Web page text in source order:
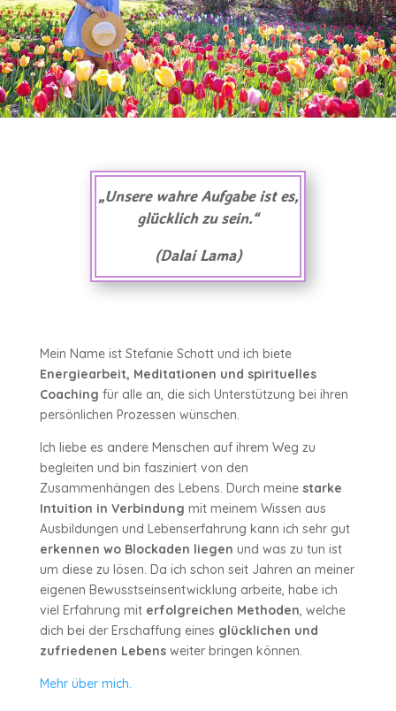
„Unsere wahre Aufgabe ist es,
glücklich zu sein.“
(Dalai Lama)
Mein Name ist Stefanie Schott und ich biete
Energiearbeit, Meditationen und spirituelles
Coaching für alle an, die sich Unterstützung bei ihren
persönlichen Prozessen wünschen.
Ich liebe es andere Menschen auf ihrem Weg zu
begleiten und bin fasziniert von den
Zusammenhängen des Lebens. Durch meine starke
Intuition in Verbindung mit meinem Wissen aus
Ausbildungen und Lebenserfahrung kann ich sehr gut
erkennen wo Blockaden liegen und was zu tun ist
um diese zu lösen. Da ich schon seit Jahren an meiner
eigenen Bewusstseinsentwicklung arbeite, habe ich
viel Erfahrung mit erfolgreichen Methoden, welche
dich bei der Erschaffung eines glücklichen und
zufriedenen Lebensweiter bringen können.
Mehr über mich.